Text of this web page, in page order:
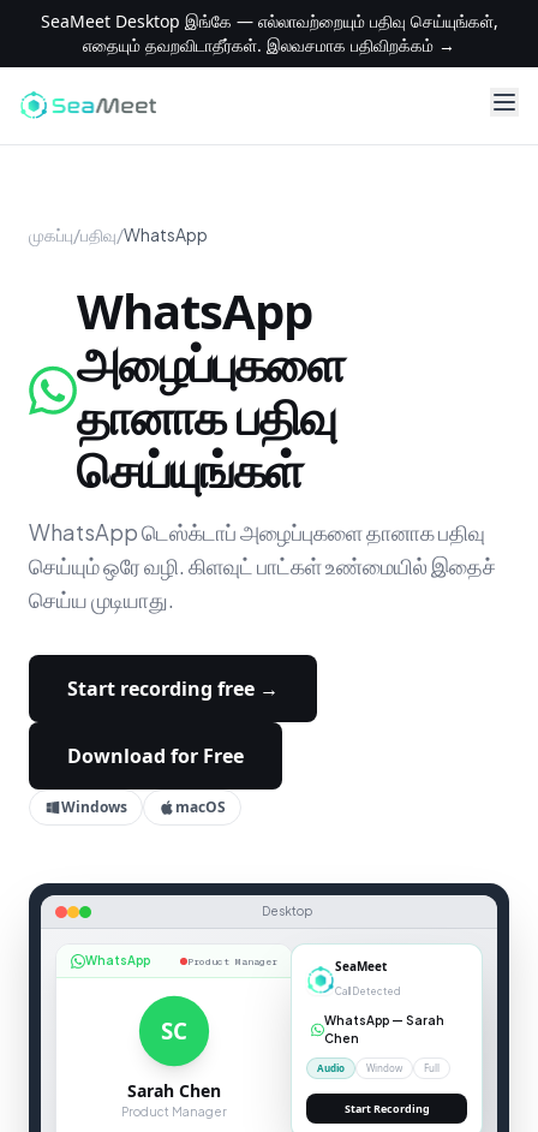
SeaMeet Desktop இங்கே — எல்லாவற்றையும் பதிவு செய்யுங்கள்,
எதையும் தவறவிடாதீர்கள். இலவசமாக பதிவிறக்கம் →
முகப்பு/பதிவு/WhatsApp
WhatsApp
அழைப்புகளை
தானாக பதிவு
செய்யுங்கள்
WhatsApp டெஸ்க்டாப் அழைப்புகளை தானாக பதிவு
செய்யும் ஒரே வழி. கிளவுட் பாட்கள் உண்மையில் இதைச்
செய்ய முடியாது.
Start recording free →
Download for Free
Windows macOS
Desktop
WhatsApp Product Manager
SC
Sarah Chen
Product Manager
00:04
SEAMEET — LIVE TRANSCRIPTION